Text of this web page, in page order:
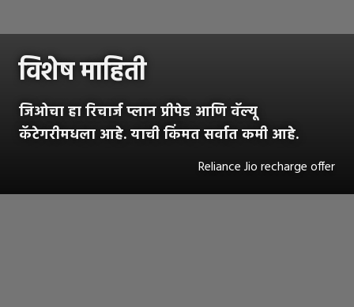
विशेष माहिती
जिओचा हा रिचार्ज प्लान प्रीपेड आणि वॅल्यू
कॅटेगरीमधला आहे. याची किंमत सर्वात कमी आहे.
Reliance Jio recharge offer